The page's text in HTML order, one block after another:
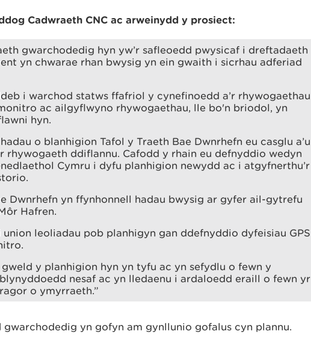
Cadwraeth CNC ac arweinydd y prosiect:
gwarchodedig hyn yw’r safleoedd pwysicaf i dreftadaeth
yn chwarae rhan bwysig yn ein gwaith i sicrhau adferiad
i warchod statws ffafriol y cynefinoedd a’r rhywogaethau
ac ailgyflwyno rhywogaethau, lle bo'n briodol, yn
hyn.
o blanhigion Tafol y Traeth Bae Dwnrhefn eu casglu a’u
rhywogaeth ddiflannu. Cafodd y rhain eu defnyddio wedyn
Cymru i dyfu planhigion newydd ac i atgyfnerthu’r
Dwnrhefn yn ffynhonnell hadau bwysig ar gyfer ail-gytrefu
Hafren.
leoliadau pob planhigyn gan ddefnyddio dyfeisiau GPS
y planhigion hyn yn tyfu ac yn sefydlu o fewn y
nesaf ac yn lledaenu i ardaloedd eraill o fewn yr
o ymyrraeth.”
yn gofyn am gynllunio gofalus cyn plannu.